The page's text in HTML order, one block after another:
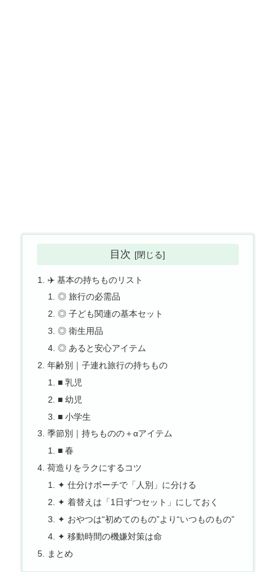
目次
✈️ 基本の持ちものリスト
◎ 旅行の必需品
◎ 子ども関連の基本セット
◎ 衛生用品
◎ あると安心アイテム
年齢別｜子連れ旅行の持ちもの
■ 乳児
■ 幼児
■ 小学生
季節別｜持ちものの＋αアイテム
■ 春
荷造りをラクにするコツ
✦ 仕分けポーチで「人別」に分ける
✦ 着替えは「1日ずつセット」にしておく
✦ おやつは“初めてのもの”より“いつものもの”
✦ 移動時間の機嫌対策は命
まとめ